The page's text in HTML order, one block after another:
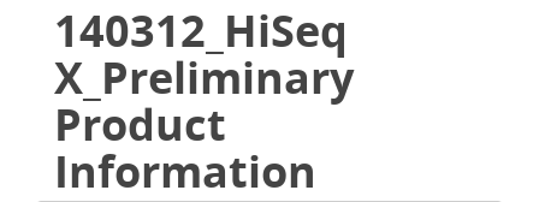
140312_HiSeq
X_Preliminary
Product
Information